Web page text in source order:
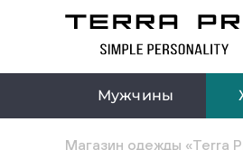
Мужчины
Магазин одежды «Terra